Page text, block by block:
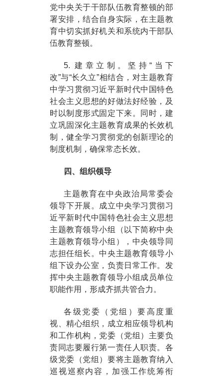
党中央关于干部队伍教育整顿的部
署安排，结合自身实际，在主题教
育中切实抓好机关和系统内干部队
伍教育整顿。
5. 建章立制。坚持“当下
改”与“长久立”相结合，对主题教育
中学习贯彻习近平新时代中国特色
社会主义思想的好做法好经验，及
时以制度形式固定下来。同时，建
立巩固深化主题教育成果的长效机
制，健全学习贯彻党的创新理论的
制度机制，确保常态长效。
四、组织领导
主题教育在中央政治局常委会
领导下开展。成立中央学习贯彻习
近平新时代中国特色社会主义思想
主题教育领导小组（以下简称中央
主题教育领导小组），中央领导同
志担任组长。中央主题教育领导小
组下设办公室，负责日常工作。发
挥中央主题教育领导小组成员单位
职能作用，形成齐抓共管合力。
各级党委（党组）要高度重
视、精心组织，成立相应领导机构
和工作机构，党委（党组）主要负
责同志要履行第一责任人职责。各
级党委（党组）要将主题教育纳入
巡视巡察内容，加强工作统筹衔